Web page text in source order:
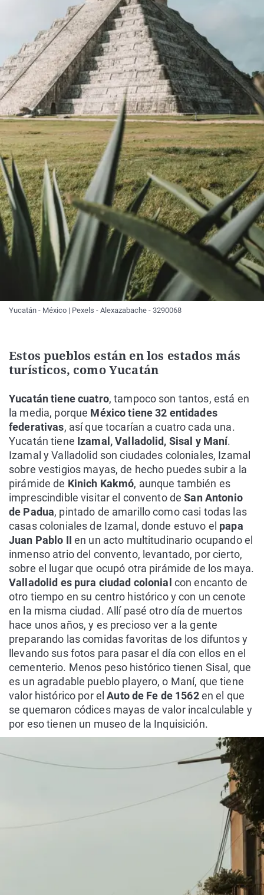
Yucatán - México | Pexels - Alexazabache - 3290068
Estos pueblos están en los estados más
turísticos, como Yucatán
Yucatán tiene cuatro, tampoco son tantos, está en
la media, porque México tiene 32 entidades
federativas, así que tocarían a cuatro cada una.
Yucatán tiene Izamal, Valladolid, Sisal y Maní.
Izamal y Valladolid son ciudades coloniales, Izamal
sobre vestigios mayas, de hecho puedes subir a la
pirámide de Kinich Kakmó, aunque también es
imprescindible visitar el convento deSan Antonio
de Padua, pintado de amarillo como casi todas las
casas coloniales de Izamal, donde estuvo el papa
Juan Pablo II en un acto multitudinario ocupando el
inmenso atrio del convento, levantado, por cierto,
sobre el lugar que ocupó otra pirámide de los maya.
Valladolid es pura ciudad colonial con encanto de
otro tiempo en su centro histórico y con un cenote
en la misma ciudad. Allí pasé otro día de muertos
hace unos años, y es precioso ver a la gente
preparando las comidas favoritas de los difuntos y
llevando sus fotos para pasar el día con ellos en el
cementerio. Menos peso histórico tienen Sisal, que
es un agradable pueblo playero, o Maní, que tiene
valor histórico por elAuto de Fe de 1562en el que
se quemaron códices mayas de valor incalculable y
por eso tienen un museo de la Inquisición.